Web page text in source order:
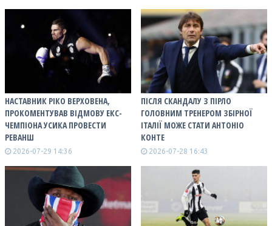
НАСТАВНИК РІКО ВЕРХОВЕНА,
ПРОКОМЕНТУВАВ ВІДМОВУ ЕКС-
ЧЕМПІОНА УСИКА ПРОВЕСТИ
РЕВАНШ
2026-07-29 14:36
ПІСЛЯ СКАНДАЛУ З ПІРЛО
ГОЛОВНИМ ТРЕНЕРОМ ЗБІРНОЇ
ІТАЛІЇ МОЖЕ СТАТИ АНТОНІО
КОНТЕ
2026-07-28 16:43